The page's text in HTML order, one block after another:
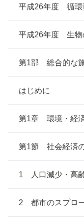
平成26年度 循環
平成26年度 生物
第1部 総合的な
はじめに
第1章 環境・経
第1節 社会経済
1 人口減少・高
2 都市のスプロ